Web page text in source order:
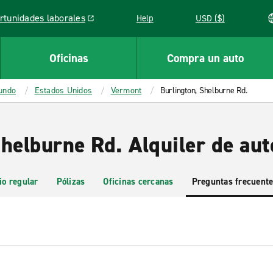
laborales
in a new window Help USD ($)
Oficinas Compra un auto
Estados Unidos Vermont Burlington, Shelburne Rd.
Rd. Alquiler de
regular Pólizas Oficinas cercanas Preguntas